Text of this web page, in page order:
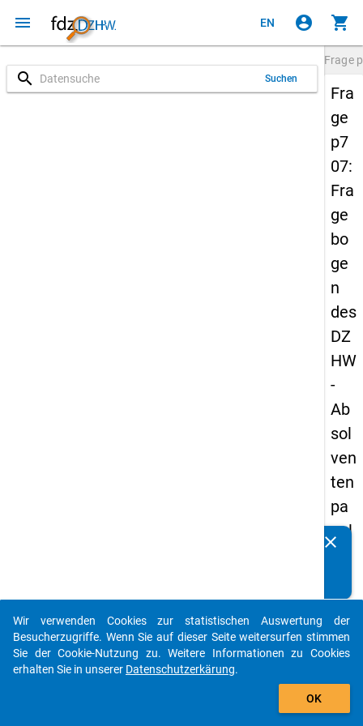
menu EN account_circle shopping_cart
search Suchen
Frage
Fra
ge
p7
07:
Fra
ge
bo
ge
n
des
DZ
HW
-
Ab
sol
ven
ten
pa
nel
09
-
drit
clear
auto_stories
add_shopping_cart
Wir verwenden Cookies zur statistischen Auswertung der
Besucherzugriffe. Wenn Sie auf dieser Seite weitersurfen stimmen
Sie der Cookie-Nutzung zu. Weitere Informationen zu Cookies
erhalten Sie in unserer Datenschutzerkärung.
OK